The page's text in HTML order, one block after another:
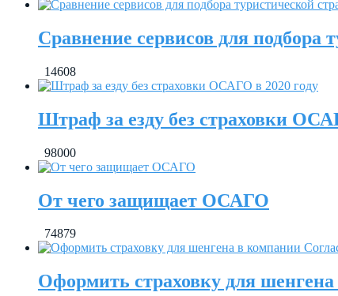
Сравнение сервисов для подбора
14608
Штраф за езду без страховки
98000
От чего защищает ОСАГО
74879
Оформить страховку для